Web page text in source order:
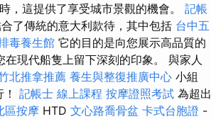
，這提供了享受城市景觀的機會。 記帳
了傳統的意大利款待，其中包括 台中五
毒養生館 它的目的是向您展示高品質的
現代船隻上留下深刻的印象。 與家人
北推拿推薦 養生與整復推廣中心 小組
記帳士 線上課程 按摩證照考試 為超出
區按摩 HTD 文心路喬骨盆 卡式台胞證 -